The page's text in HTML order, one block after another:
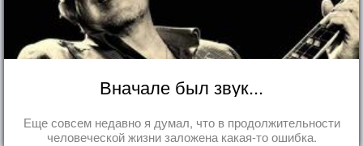
Вначале был звук...
Еще совсем недавно я думал, что в продолжительности
человеческой жизни заложена какая-то ошибка.